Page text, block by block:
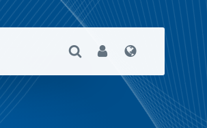
Suche Öffnen
User Sprache